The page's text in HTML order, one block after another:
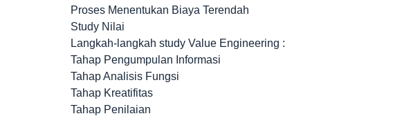
Proses Menentukan Biaya Terendah
Study Nilai
Langkah-langkah study Value Engineering :
Tahap Pengumpulan Informasi
Tahap Analisis Fungsi
Tahap Kreatifitas
Tahap Penilaian